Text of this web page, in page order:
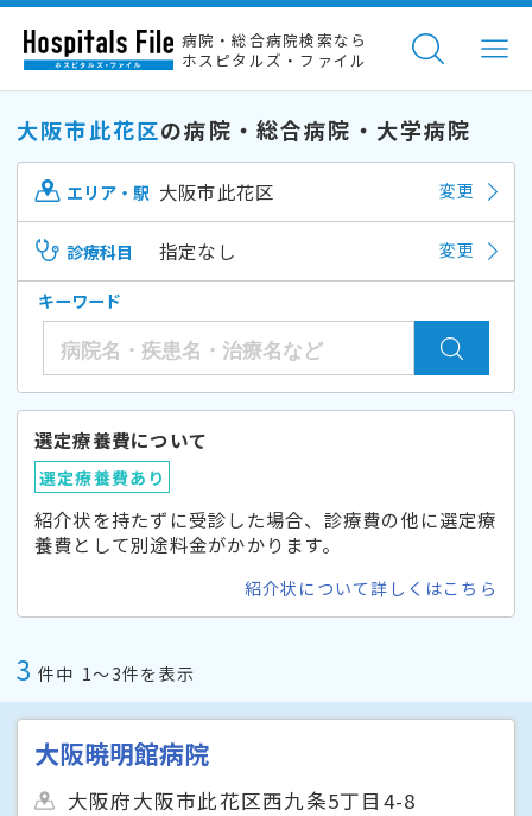
病院・総合病院検索なら
ホスピタルズ・ファイル
大阪市此花区の病院・総合病院・大学病院
エリア・駅 大阪市此花区 変更
診療科目 指定なし 変更
キーワード
選定療養費について
選定療養費あり
紹介状を持たずに受診した場合、診療費の他に選定療
養費として別途料金がかかります。
紹介状について詳しくはこちら
3 件中 1〜3件を表示
大阪暁明館病院
大阪府大阪市此花区西九条5丁目4-8